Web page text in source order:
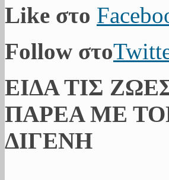
Like στο
Follow στο
ΕΙΔΑ ΤΙΣ
ΠΑΡΕΑ ΜΕ
ΔΙΓΕΝΗ